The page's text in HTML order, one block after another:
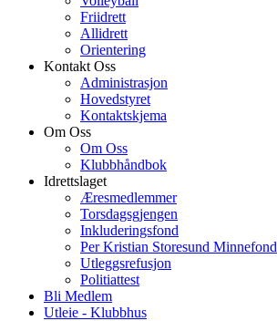
Friidrett
Allidrett
Orientering
Kontakt Oss
Administrasjon
Hovedstyret
Kontaktskjema
Om Oss
Om Oss
Klubbhåndbok
Idrettslaget
Æresmedlemmer
Torsdagsgjengen
Inkluderingsfond
Per Kristian Storesund Minnefond
Utleggsrefusjon
Politiattest
Bli Medlem
Utleie - Klubbhus